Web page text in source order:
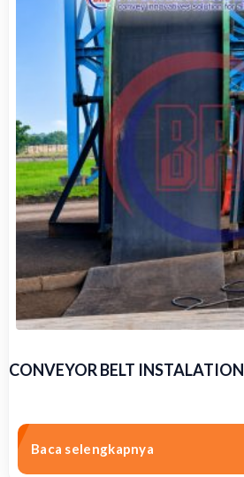
CONVEYOR BELT INSTALATION
Baca selengkapnya